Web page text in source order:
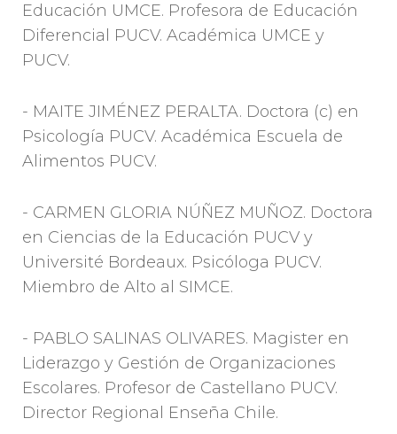
Educación UMCE. Profesora de Educación
Diferencial PUCV. Académica UMCE y
PUCV.
- MAITE JIMÉNEZ PERALTA. Doctora (c) en
Psicología PUCV. Académica Escuela de
Alimentos PUCV.
- CARMEN GLORIA NÚÑEZ MUÑOZ. Doctora
en Ciencias de la Educación PUCV y
Université Bordeaux. Psicóloga PUCV.
Miembro de Alto al SIMCE.
- PABLO SALINAS OLIVARES. Magister en
Liderazgo y Gestión de Organizaciones
Escolares. Profesor de Castellano PUCV.
Director Regional Enseña Chile.